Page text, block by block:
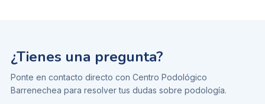
¿Tienes una pregunta?
Ponte en contacto directo con Centro Podológico
Barrenechea para resolver tus dudas sobre podología.